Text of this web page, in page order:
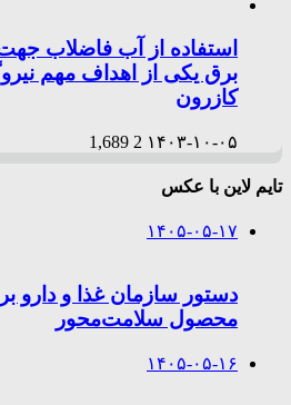
استفاده از آب فاضلاب جهت
برق یکی از اهداف مهم
کازرون
۱۴۰۳-۱۰-۰۵ 2
1,689
تایم لاین با عکس
۱۴۰۵-۰۵-۱۷
محصول سلامت‌محور
۱۴۰۵-۰۵-۱۶